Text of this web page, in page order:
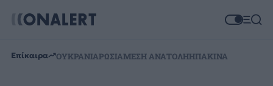
Επίκαιρα ΟΥΚΡΑΝΙΑΡΩΣΙΑΜΕΣΗ ΑΝΑΤΟΛΗΗΠΑΚΙΝΑ